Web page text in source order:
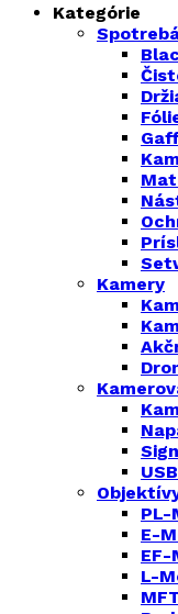
Kategórie
Kamery
PL-
E-
EF-
L-